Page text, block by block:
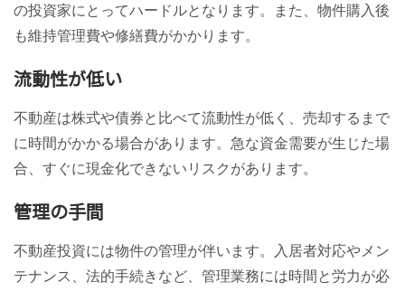
の投資家にとってハードルとなります。また、物件購入後
も維持管理費や修繕費がかかります。
流動性が低い
不動産は株式や債券と比べて流動性が低く、売却するまで
に時間がかかる場合があります。急な資金需要が生じた場
合、すぐに現金化できないリスクがあります。
管理の手間
不動産投資には物件の管理が伴います。入居者対応やメン
テナンス、法的手続きなど、管理業務には時間と労力が必